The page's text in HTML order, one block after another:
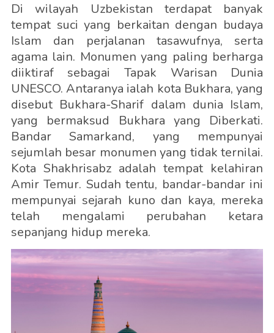
Di wilayah Uzbekistan terdapat banyak
tempat suci yang berkaitan dengan budaya
Islam dan perjalanan tasawufnya, serta
agama lain. Monumen yang paling berharga
diiktiraf sebagai Tapak Warisan Dunia
UNESCO. Antaranya ialah kota Bukhara, yang
disebut Bukhara-Sharif dalam dunia Islam,
yang bermaksud Bukhara yang Diberkati.
Bandar Samarkand, yang mempunyai
sejumlah besar monumen yang tidak ternilai.
Kota Shakhrisabz adalah tempat kelahiran
Amir Temur. Sudah tentu, bandar-bandar ini
mempunyai sejarah kuno dan kaya, mereka
telah mengalami perubahan ketara
sepanjang hidup mereka.